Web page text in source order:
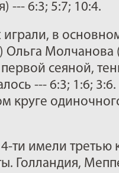
--- 6:3; 5:7; 10:4.
играли, в
Ольга
сеяной,
--- 6:3; 1:6;
круге
ти имели третью
Голландия,